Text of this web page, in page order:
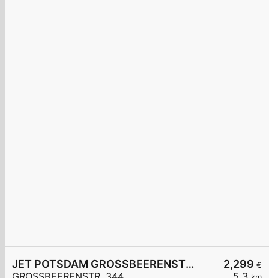
2,299 €
JET POTSDAM GROSSBEERENSTR. 344